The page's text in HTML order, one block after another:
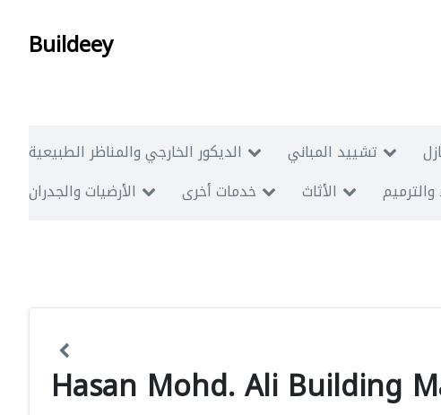
Buildeey
الديكور الخارجي والمناظر الطبيعية تشييد المباني
الأرضيات والجدران
خدمات أخرى الأثاث والترميم
Hasan Mohd. Ali Building